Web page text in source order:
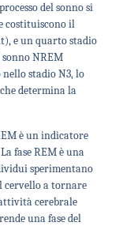
del sonno si
costituiscono il
e un quarto stadio
NREM
stadio N3, lo
determina la
è un indicatore
fase REM è una
sperimentano
cervello a tornare
cerebrale
una fase del